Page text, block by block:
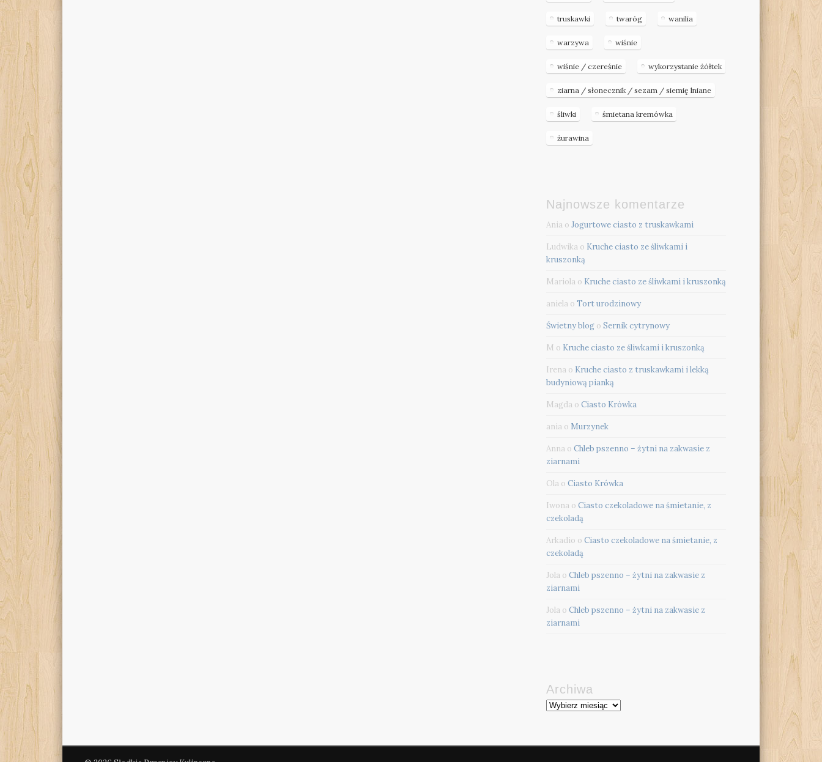
truskawki twaróg wanilia
warzywa wiśnie
wiśnie / czereśnie wykorzystanie żółtek
ziarna / słonecznik / sezam / siemię lniane
śliwki śmietana kremówka
żurawina
Najnowsze komentarze
Ania oJogurtowe ciasto z truskawkami
Ludwika o Kruche ciasto ze śliwkami i
kruszonką
Mariola o Kruche ciasto ze śliwkami i kruszonką
aniela oTort urodzinowy
Świetny blog oSernik cytrynowy
M o Kruche ciasto ze śliwkami i kruszonką
Irena o Kruche ciasto z truskawkami i lekką
budyniową pianką
Magda oCiasto Krówka
ania o Murzynek
Anna oChleb pszenno – żytni na zakwasie z
ziarnami
Ola oCiasto Krówka
Iwona oCiasto czekoladowe na śmietanie, z
czekoladą
Arkadio oCiasto czekoladowe na śmietanie, z
czekoladą
Jola oChleb pszenno – żytni na zakwasie z
ziarnami
Jola oChleb pszenno – żytni na zakwasie z
ziarnami
Archiwa